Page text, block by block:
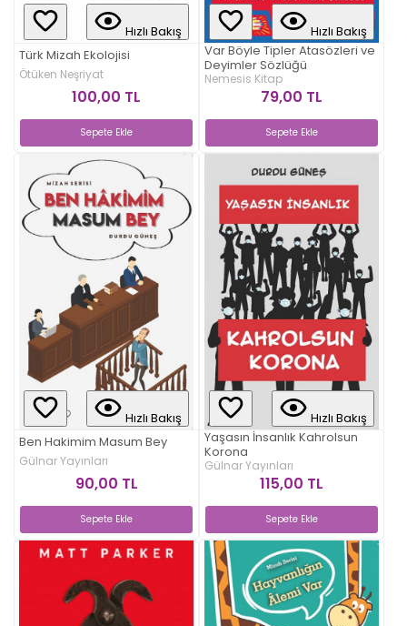
Hızlı Bakış
Türk Mizah Ekolojisi
Ötüken Neşriyat
100,00 TL
Sepete Ekle
Hızlı Bakış
Var Böyle Tipler Atasözleri ve
Deyimler Sözlüğü
Nemesis Kitap
79,00 TL
Sepete Ekle
Hızlı Bakış
Ben Hakimim Masum Bey
Gülnar Yayınları
90,00 TL
Sepete Ekle
Hızlı Bakış
Yaşasın İnsanlık Kahrolsun
Korona
Gülnar Yayınları
115,00 TL
Sepete Ekle